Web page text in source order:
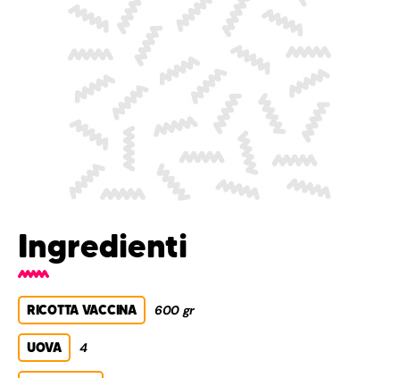
Ingredienti
RICOTTA VACCINA 600 gr
UOVA 4